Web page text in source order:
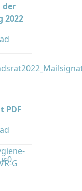
der
2022
PDF